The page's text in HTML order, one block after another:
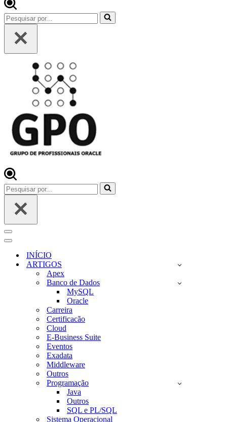
Pesquisar
por...
Pesquisar
por...
Menu
de
navegação
Menu
navegaçãoINÍCIO
ARTIGOS
Apex
Banco de Dados
MySQL
Oracle
Carreira
Certificacão
Cloud
E-Business Suite
Eventos
Exadata
Middleware
Outros
Programação
Java
Outros
SQL e PL/SQL
Sistema Operacional